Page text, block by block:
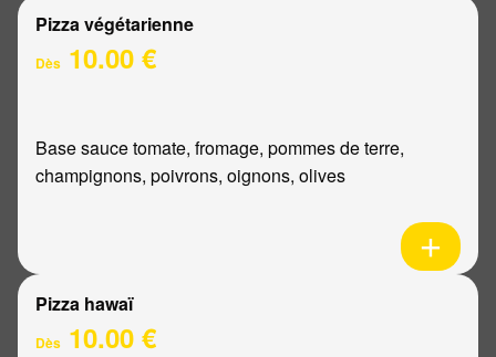
Pizza végétarienne
Dès 10.00 €
Base sauce tomate, fromage, pommes de terre,
champignons, poivrons, oignons, olives
Pizza hawaï
Dès 10.00 €